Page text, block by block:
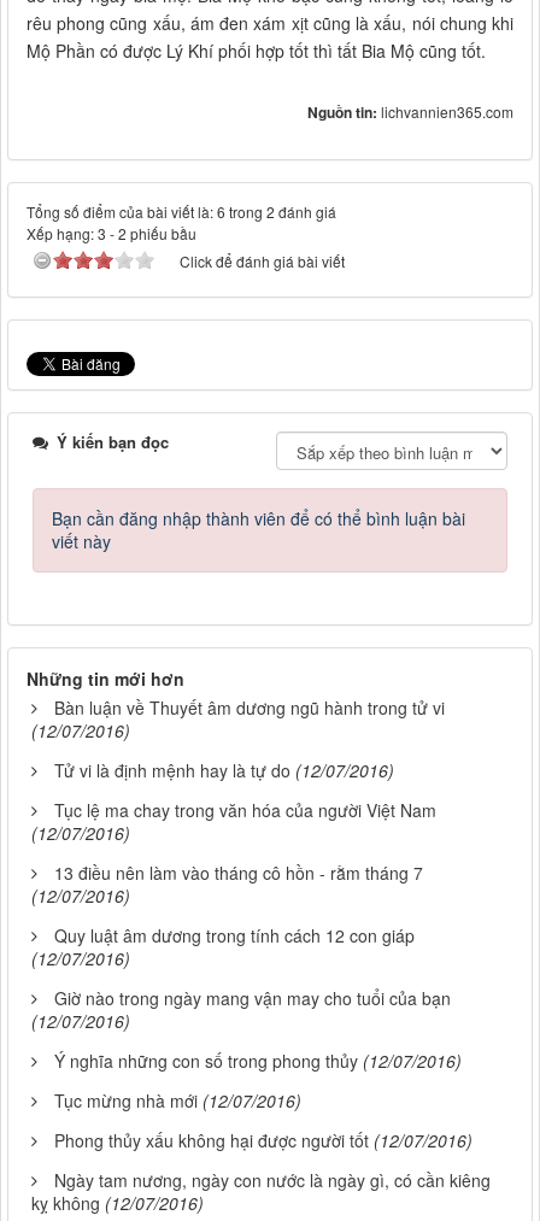
rêu phong cũng xấu, ám đen xám xịt cũng là xấu, nói chung khi
Mộ Phần có được Lý Khí phối hợp tốt thì tất Bia Mộ cũng tốt.
Nguồn tin: lichvannien365.com
Tổng số điểm của bài viết là: 6 trong 2 đánh giá
Xếp hạng:3 -2 phiếu bầu
Click để đánh giá bài viết
Ý kiến bạn đọc
Bạn cần đăng nhập thành viên để có thể bình luận bài
viết này
Những tin mới hơn
Bàn luận về Thuyết âm dương ngũ hành trong tử vi
(12/07/2016)
Tử vi là định mệnh hay là tự do (12/07/2016)
Tục lệ ma chay trong văn hóa của người Việt Nam
(12/07/2016)
13 điều nên làm vào tháng cô hồn - rằm tháng 7
(12/07/2016)
Quy luật âm dương trong tính cách 12 con giáp
(12/07/2016)
Giờ nào trong ngày mang vận may cho tuổi của bạn
(12/07/2016)
Ý nghĩa những con số trong phong thủy (12/07/2016)
Tục mừng nhà mới (12/07/2016)
Phong thủy xấu không hại được người tốt (12/07/2016)
Ngày tam nương, ngày con nước là ngày gì, có cần kiêng
kỵ không (12/07/2016)